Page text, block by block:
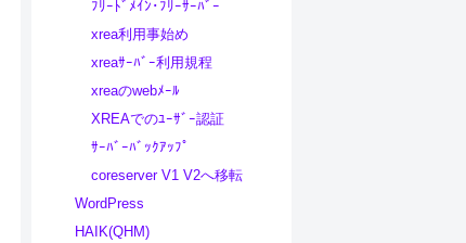
ﾌﾘｰﾄﾞﾒｲﾝ･ﾌﾘｰｻｰﾊﾞｰ
xrea利用事始め
xreaｻｰﾊﾞｰ利用規程
xreaのwebﾒｰﾙ
XREAでのﾕｰｻﾞｰ認証
ｻｰﾊﾞｰﾊﾞｯｸｱｯﾌﾟ
coreserver V1 V2へ移転
WordPress
HAIK(QHM)